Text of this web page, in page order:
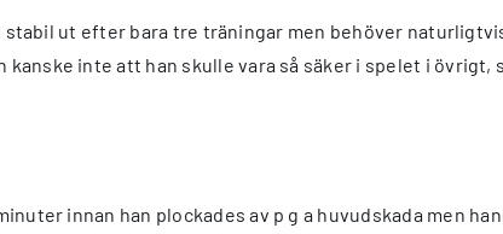
ut efter bara tre träningar men behöver
kanske inte att han skulle vara så säker i spelet i
innan han plockades av p g a huvudskada men